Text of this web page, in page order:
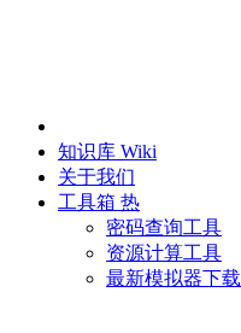
知识库 Wiki
关于我们
工具箱 热
密码查询工具
资源计算工具
最新模拟器下载